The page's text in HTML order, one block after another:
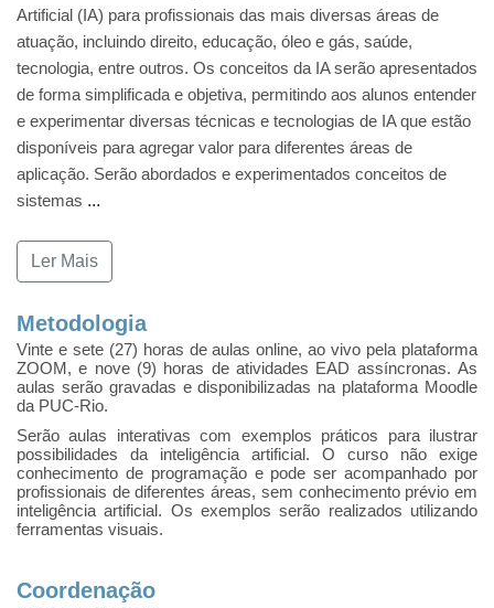
Artificial (IA) para profissionais das mais diversas áreas de
atuação, incluindo direito, educação, óleo e gás, saúde,
tecnologia, entre outros. Os conceitos da IA serão apresentados
de forma simplificada e objetiva, permitindo aos alunos entender
e experimentar diversas técnicas e tecnologias de IA que estão
disponíveis para agregar valor para diferentes áreas de
aplicação. Serão abordados e experimentados conceitos de
sistemas ...
Ler Mais
Metodologia
Vinte e sete (27) horas de aulas online, ao vivo pela plataforma
ZOOM, e nove (9) horas de atividades EAD assíncronas. As
aulas serão gravadas e disponibilizadas na plataforma Moodle
da PUC-Rio.
Serão aulas interativas com exemplos práticos para ilustrar
possibilidades da inteligência artificial. O curso não exige
conhecimento de programação e pode ser acompanhado por
profissionais de diferentes áreas, sem conhecimento prévio em
inteligência artificial. Os exemplos serão realizados utilizando
ferramentas visuais.
Coordenação